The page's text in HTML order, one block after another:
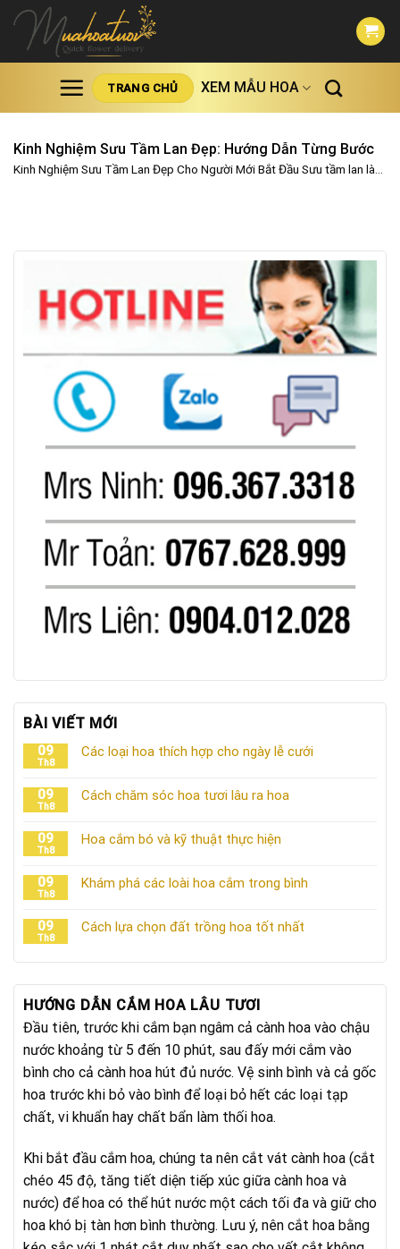
Skip
content
TRANG CHỦ XEM MẪU HOA
Kinh Nghiệm Sưu Tầm Lan Đẹp: Hướng Dẫn Từng Bước
Kinh Nghiệm Sưu Tầm Lan Đẹp Cho Người Mới Bắt Đầu Sưu tầm lan là...
BÀI VIẾT MỚI
09
Th8
Các loại hoa thích hợp cho ngày lễ cưới
09
Th8
Cách chăm sóc hoa tươi lâu ra hoa
09
Th8
Hoa cắm bó và kỹ thuật thực hiện
09
Th8
Khám phá các loài hoa cắm trong bình
09
Th8
Cách lựa chọn đất trồng hoa tốt nhất
HƯỚNG DẪN CẮM HOA LÂU TƯƠI
Đầu tiên, trước khi cắm bạn ngâm cả cành hoa vào chậu
nước khoảng từ 5 đến 10 phút, sau đấy mới cắm vào
bình cho cả cành hoa hút đủ nước. Vệ sinh bình và cả gốc
hoa trước khi bỏ vào bình để loại bỏ hết các loại tạp
chất, vi khuẩn hay chất bẩn làm thối hoa.
Khi bắt đầu cắm hoa, chúng ta nên cắt vát cành hoa (cắt
chéo 45 độ, tăng tiết diện tiếp xúc giữa cành hoa và
nước) để hoa có thể hút nước một cách tối đa và giữ cho
hoa khó bị tàn hơn bình thường. Lưu ý, nên cắt hoa bằng